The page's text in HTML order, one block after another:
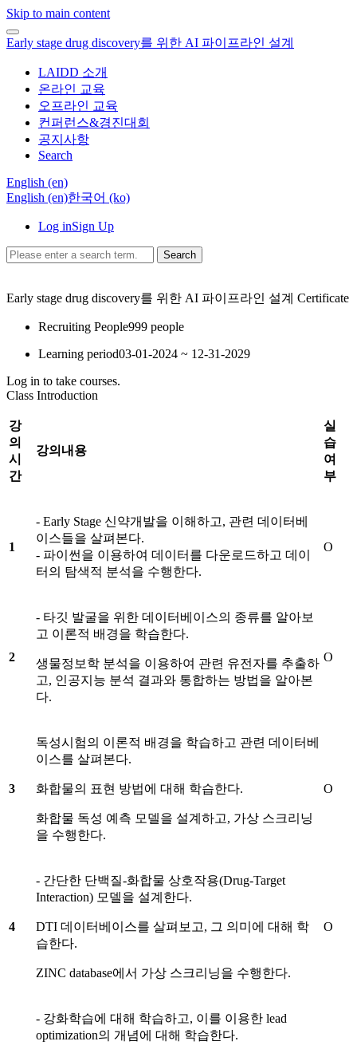
Skip to main content
Early stage drug discovery를 위한 AI 파이프라인 설계
LAIDD 소개
온라인 교육
오프라인 교육
컨퍼런스&경진대회
공지사항
Search
English ‎(en)‎
English ‎(en)‎한국어 ‎(ko)‎
Log inSign Up
Search
Early stage drug discovery를 위한 AI 파이프라인 설계 Certificate
Recruiting People999 people
Learning period03-01-2024 ~ 12-31-2029
Log in to take courses.
Class Introduction
강
의
시
간
강의내용
실
습
여
부
1
- Early Stage 신약개발을 이해하고, 관련 데이터베
이스들을 살펴본다.
- 파이썬을 이용하여 데이터를 다운로드하고 데이
터의 탐색적 분석을 수행한다.
O
2
- 타깃 발굴을 위한 데이터베이스의 종류를 알아보
고 이론적 배경을 학습한다.
생물정보학 분석을 이용하여 관련 유전자를 추출하
고, 인공지능 분석 결과와 통합하는 방법을 알아본
다.
O
3
독성시험의 이론적 배경을 학습하고 관련 데이터베
이스를 살펴본다.
화합물의 표현 방법에 대해 학습한다.
화합물 독성 예측 모델을 설계하고, 가상 스크리닝
을 수행한다.
O
4
- 간단한 단백질-화합물 상호작용(Drug-Target
Interaction) 모델을 설계한다.
DTI 데이터베이스를 살펴보고, 그 의미에 대해 학
습한다.
ZINC database에서 가상 스크리닝을 수행한다.
O
- 강화학습에 대해 학습하고, 이를 이용한 lead
optimization의 개념에 대해 학습한다.